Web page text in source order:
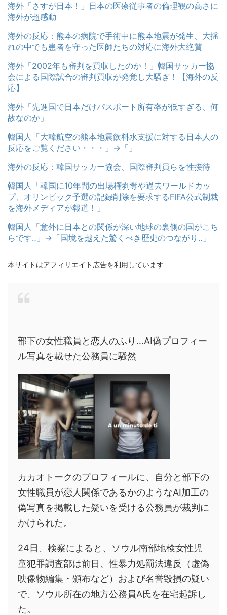
海外「さすが日本！」日本の医療従事者の倫理観の高さに
海外が超感動
海外の反応：熊本の病院で手術中に熊本地震が発生、大揺
れの中でも患者を守った医師たちの対応に海外大絶賛
海外「2002年も審判を買収したのか！」韓国サッカー協
会による国際試合の審判買収が発覚し大騒ぎ！【海外の反
応】
海外「先進国で日本だけパスポート所有率が低すぎる、何
故なのか」
韓国人「大韓航空の熊本地震飲料水支援に対する日本人の
反応をご覧ください・・・」→「」
海外の反応：韓国サッカー協会、国際審判員らを性接待
韓国人「韓国に10年間の出場権剥奪や過去ワールドカッ
プ、オリンピック予選の記録削除を要求するFIFA公式制裁
を海外メディアが報道！」
韓国人「意外に日本との関係が深い地球の裏側の国がこち
らです‥」→「国境を越えた驚くべき歴史のつながり‥」
本サイトはアフィリエイト広告を利用しています
部下の女性職員と恋人のふり…AI偽プロフィー
ル写真を載せた公務員に騒然
カカオトークのプロフィールに、自分と部下の
女性職員が恋人関係であるかのようなAI加工の
偽写真を掲載した疑いを受ける公務員が裁判に
かけられた。
24日、検察によると、ソウル南部地検女性児
童犯罪調査部は前日、性暴力処罰法違反（虚偽
映像物編集・頒布など）および名誉毀損の疑い
で、ソウル所在の地方公務員A氏を在宅起訴し
た。